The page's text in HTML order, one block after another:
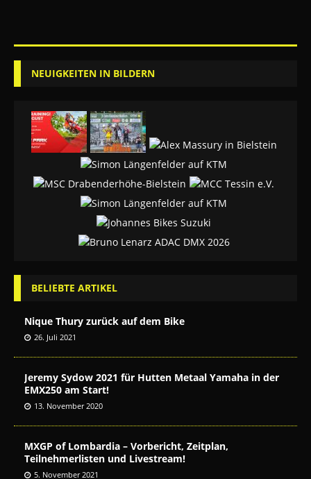
NEUIGKEITEN IN BILDERN
BELIEBTE ARTIKEL
Nique Thury zurück auf dem Bike
26. Juli 2021
Jeremy Sydow 2021 für Hutten Metaal Yamaha in der
EMX250 am Start!
13. November 2020
MXGP of Lombardia – Vorbericht, Zeitplan,
Teilnehmerlisten und Livestream!
5. November 2021